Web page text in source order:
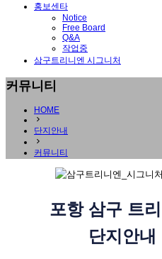
홍보센타
Notice
Free Board
Q&A
작업중
삼구트리니엔 시그니처
커뮤니티
HOME
단지안내
커뮤니티
포항 삼구 트
단지안내